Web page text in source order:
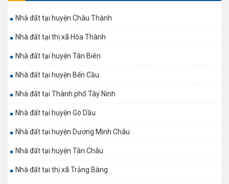
Nhà đất tại huyện Châu Thành
Nhà đất tại thị xã Hòa Thành
Nhà đất tại huyện Tân Biên
Nhà đất tại huyện Bến Cầu
Nhà đất tại Thành phố Tây Ninh
Nhà đất tại huyện Gò Dầu
Nhà đất tại huyện Dương Minh Châu
Nhà đất tại huyện Tân Châu
Nhà đất tại thị xã Trảng Bàng